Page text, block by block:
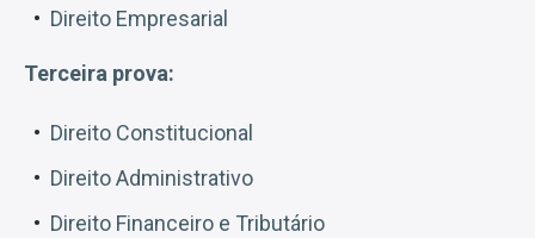
Direito Empresarial
Terceira prova:
Direito Constitucional
Direito Administrativo
Direito Financeiro e Tributário